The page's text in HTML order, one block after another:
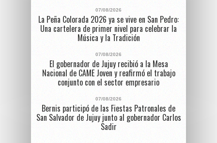
07/08/2026
La Peña Colorada 2026 ya se vive en San Pedro:
Una cartelera de primer nivel para celebrar la
Música y la Tradición
07/08/2026
El gobernador de Jujuy recibió a la Mesa
Nacional de CAME Joven y reafirmó el trabajo
conjunto con el sector empresario
07/08/2026
Bernis participó de las Fiestas Patronales de
San Salvador de Jujuy junto al gobernador Carlos
Sadir